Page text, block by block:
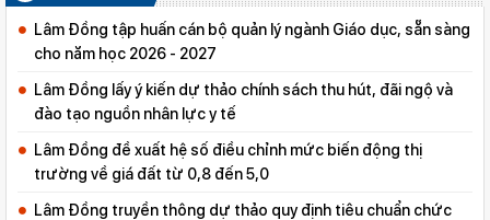
Lâm Đồng tập huấn cán bộ quản lý ngành Giáo dục, sẵn sàng
cho năm học 2026 - 2027
Lâm Đồng lấy ý kiến dự thảo chính sách thu hút, đãi ngộ và
đào tạo nguồn nhân lực y tế
Lâm Đồng đề xuất hệ số điều chỉnh mức biến động thị
trường về giá đất từ 0,8 đến 5,0
Lâm Đồng truyền thông dự thảo quy định tiêu chuẩn chức